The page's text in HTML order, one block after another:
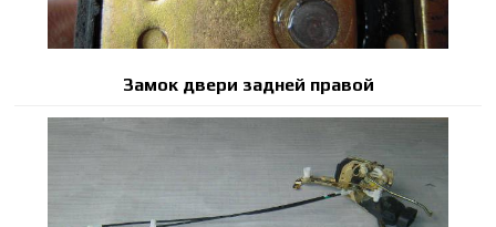
Замок двери задней правой